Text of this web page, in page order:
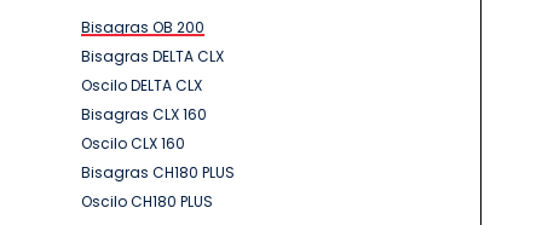
Bisagras OB 200
Bisagras DELTA CLX
Oscilo DELTA CLX
Bisagras CLX 160
Oscilo CLX 160
Bisagras CH180 PLUS
Oscilo CH180 PLUS